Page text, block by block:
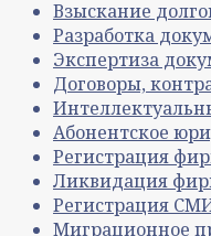
Взыскание
Разработка
Экспертиза
Договоры,
Абонентское
Регистрация
Ликвидация
Регистрация
Миграционное